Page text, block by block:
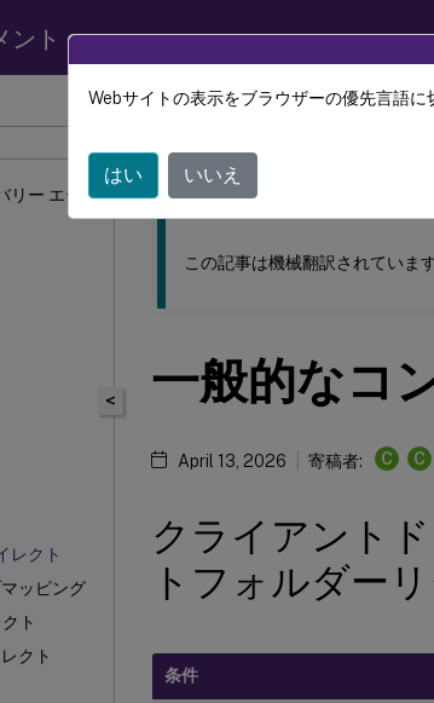
ント
リー エージ
レクト
ッピング
ト
クト
このコンテンツは動的に機械翻訳されてい
リナックス バーチャル デリバリー
<
この記事は機械翻訳されていま
一般的なコ
April 13, 2026 寄稿者: C C
クライアント
トフォルダー
条件
Webサイトの表示をブラウザーの優先言語に
はい いいえ